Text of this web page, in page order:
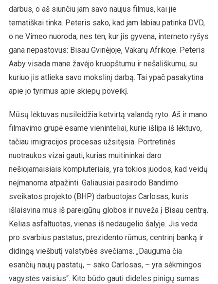
darbus, o aš siunčiu jam savo naujus filmus, kai jie
tematiškai tinka. Peteris sako, kad jam labiau patinka DVD,
o ne Vimeo nuoroda, nes ten, kur jis gyvena, interneto ryšys
gana nepastovus: Bisau Gvinėjoje, Vakarų Afrikoje. Peteris
Aaby visada mane žavėjo kruopštumu ir nešališkumu, su
kuriuo jis atlieka savo mokslinį darbą. Tai ypač pasakytina
apie jo tyrimus apie skiepų poveikį.
Mūsų lėktuvas nusileidžia ketvirtą valandą ryto. Aš ir mano
filmavimo grupė esame vieninteliai, kurie išlipa iš lėktuvo,
tačiau imigracijos procesas užsitęsia. Portretinės
nuotraukos vizai gauti, kurias muitininkai daro
nešiojamaisiais kompiuteriais, yra tokios juodos, kad veidų
neįmanoma atpažinti. Galiausiai pasirodo Bandimo
sveikatos projekto (BHP) darbuotojas Carlosas, kuris
išlaisvina mus iš pareigūnų globos ir nuveža į Bisau centrą.
Kelias asfaltuotas, vienas iš nedaugelio šalyje. Jis veda
pro svarbius pastatus, prezidento rūmus, centrinį banką ir
didingą viešbutį valstybės svečiams. „Dauguma čia
esančių naujų pastatų, – sako Carlosas, – yra sėkmingos
vagystės vaisius“. Kito būdo gauti dideles pinigų sumas